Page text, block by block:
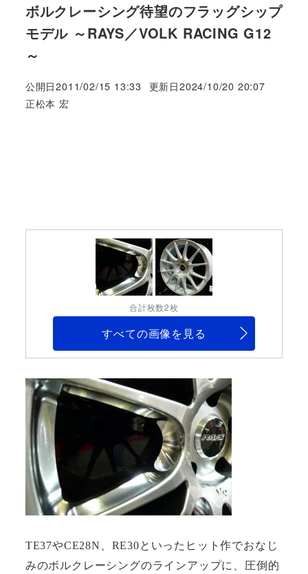
ボルクレーシング待望のフラッグシップ
モデル ～RAYS／VOLK RACING G12
～
公開日2011/02/15 13:33 更新日2024/10/20 20:07
著
正松本 宏
合計枚数2枚
すべての画像を見る
TE37やCE28N RE30といったヒット作でおなじ
みのボルクレーシングのラインアップに、圧倒的